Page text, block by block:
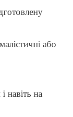
або
навіть на